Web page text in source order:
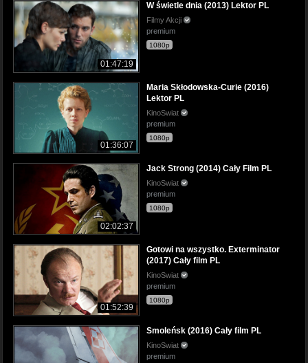
01:47:19
W świetle dnia (2013) Lektor PL
Filmy Akcji
premium
1080p
01:36:07
Maria Skłodowska-Curie (2016)
Lektor PL
KinoSwiat
premium
1080p
02:02:37
Jack Strong (2014) Cały Film PL
KinoSwiat
premium
1080p
01:52:39
Gotowi na wszystko. Exterminator
(2017) Cały film PL
KinoSwiat
premium
1080p
Smoleńsk (2016) Cały film PL
KinoSwiat
premium